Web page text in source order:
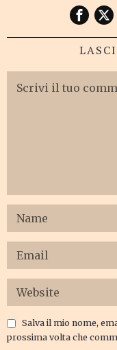
Salva il mio nome,
prossima volta che